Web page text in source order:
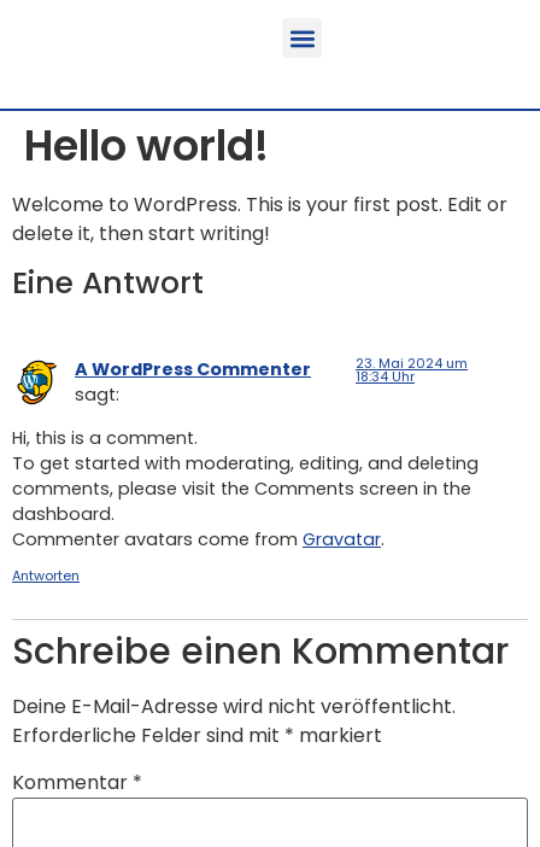
Hello world!
Welcome to WordPress. This is your first post. Edit or
delete it, then start writing!
Eine Antwort
A WordPress Commenter
sagt:
23. Mai 2024 um
18:34 Uhr
Hi, this is a comment.
To get started with moderating, editing, and deleting
comments, please visit the Comments screen in the
dashboard.
Commenter avatars come from Gravatar.
Antworten
Schreibe einen Kommentar
Deine E-Mail-Adresse wird nicht veröffentlicht.
Erforderliche Felder sind mit * markiert
Kommentar *